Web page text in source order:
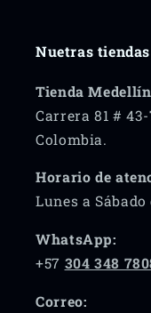
Nuetras tiendas
Tienda
Carrera 81 #
Colombia.
Horario de
Lunes a
WhatsApp:
+57 304 348
Correo: